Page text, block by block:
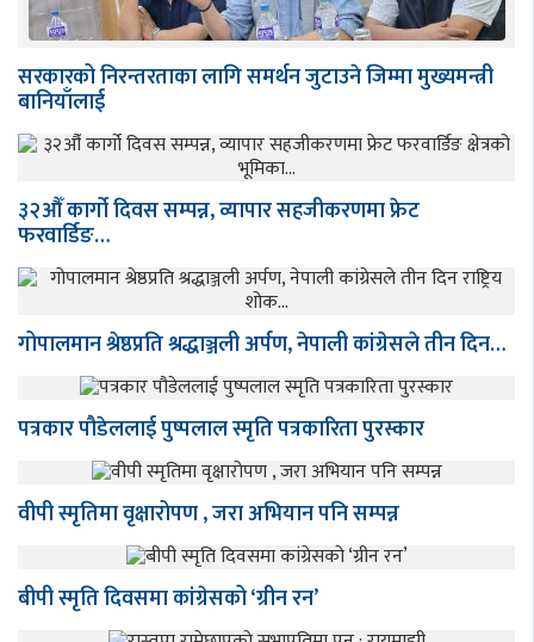
सरकारको निरन्तरताका लागि समर्थन जुटाउने जिम्मा मुख्यमन्त्री
बानियाँलाई
३२औँ कार्गो दिवस सम्पन्न, व्यापार सहजीकरणमा फ्रेट
फरवार्डिङ…
गोपालमान श्रेष्ठप्रति श्रद्धाञ्जली अर्पण, नेपाली कांग्रेसले तीन दिन…
पत्रकार पौडेललाई पुष्पलाल स्मृति पत्रकारिता पुरस्कार
वीपी स्मृतिमा वृक्षारोपण , जरा अभियान पनि सम्पन्न
बीपी स्मृति दिवसमा कांग्रेसको ‘ग्रीन रन’